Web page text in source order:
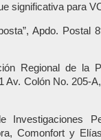
significativa para
Apdo. Postal
Regional de la
Av. Colón No. 205-
Investigaciones
Comonfort y